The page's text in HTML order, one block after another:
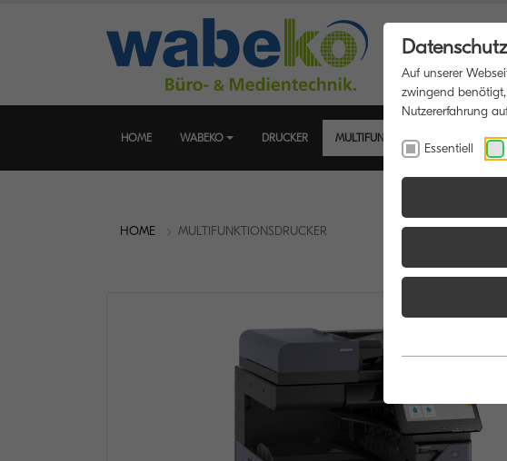
HOME WABEKO DRUCKER MULTIFUNKTIONSDRUCKER
HOME MULTIFUNKTIONSDRUCKER
Auf unserer
zwingend
Nutzererfahrung
Essentiell